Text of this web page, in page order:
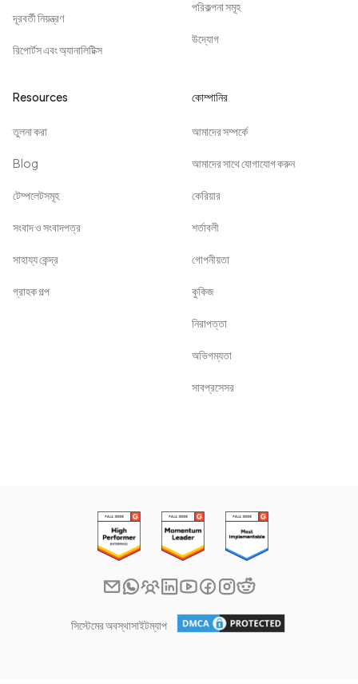
দূরবর্তী নিয়ন্ত্রণ
রিপোর্টস এবং অ্যানালিটিক্স
Resources
তুলনা করা
Blog
টেম্পলেটসমূহ
সংবাদ ও সংবাদপত্র
সাহায্য কেন্দ্র
গ্রাহক গল্প
পরিকল্পনা সমূহ
উদ্যোগ
কোম্পানির
আমাদের সম্পর্কে
আমাদের সাথে যোগাযোগ করুন
কেরিয়ার
শর্তাবলী
গোপনীয়তা
কুকিজ
নিরাপত্তা
অভিগম্যতা
সাবপ্রসেসর
সিস্টেমের অবস্থাসাইটম্যাপ